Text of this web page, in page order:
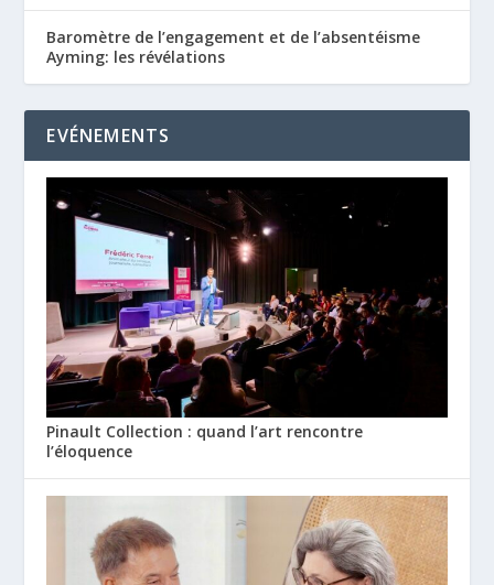
Baromètre de l’engagement et de l’absentéisme
Ayming: les révélations
EVÉNEMENTS
Pinault Collection : quand l’art rencontre
l’éloquence